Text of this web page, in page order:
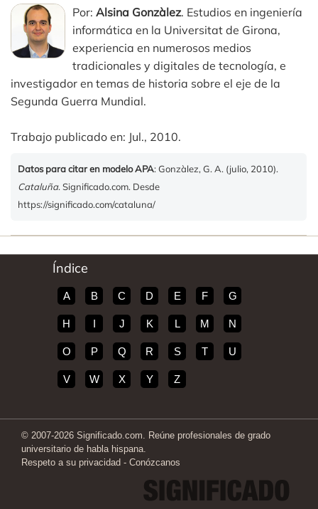
Por: Alsina Gonzàlez. Estudios en ingeniería
informática en la Universitat de Girona,
experiencia en numerosos medios
tradicionales y digitales de tecnología, e
investigador en temas de historia sobre el eje de la
Segunda Guerra Mundial.
Trabajo publicado en: Jul., 2010.
Datos para citar en modelo APA: Gonzàlez, G. A. (julio, 2010).
Cataluña. Significado.com. Desde
https://significado.com/cataluna/
Índice
A B C D E F G
H I J K L M N
O P Q R S T U
V W X Y Z
© 2007-2026 Significado.com. Reúne profesionales de grado
universitario de habla hispana.
Respeto a su privacidad - Conózcanos